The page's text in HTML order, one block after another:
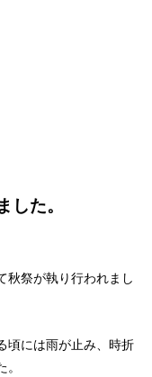
した。
秋祭が執り行われまし
頃には雨が止み、時折